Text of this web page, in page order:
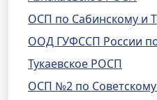
ОСП по Сабинскому и
ООД ГУФССП России по
Тукаевское РОСП
ОСП №2 по Советскому